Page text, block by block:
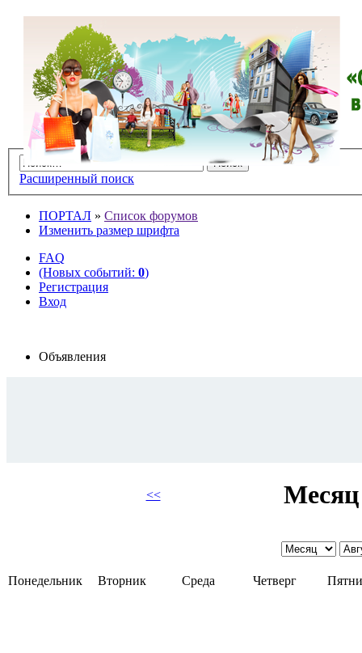
Расширенный поиск
ПОРТАЛ » Список форумов
Изменить размер шрифта
FAQ
(Новых событий: 0)
Регистрация
Вход
Объявления
<< Месяц
Понедельник Вторник Среда Четверг